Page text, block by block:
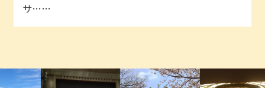
サ……